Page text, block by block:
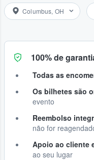
Columbus, OH
100% de
Todas as
Os bilhetes são
evento
Reembolso
não for
Apoio ao cliente
ao seu lugar